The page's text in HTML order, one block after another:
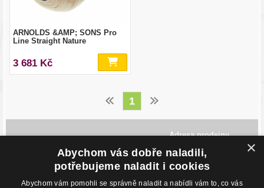
ARNOLDS &AMP; SONS Pro
Line Straight Nature
3 681 Kč
1
Adresa prodejny
Havlíčkovo Nábřeží 28,
702 00, Ostrava
Česká Republika
×
Abychom vás dobře naladili,
potřebujeme naladit i cookies
Abychom vám pomohli se správně naladit a nabídli vám to, co vás